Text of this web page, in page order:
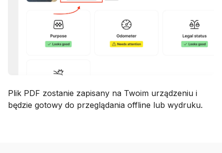
Plik PDF zostanie zapisany na Twoim urządzeniu i
będzie gotowy do przeglądania offline lub wydruku.